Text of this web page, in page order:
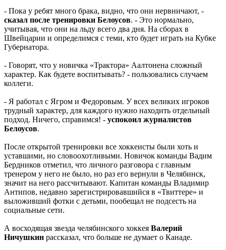
- Пока у ребят много брака, видно, что они нервничают, -
сказал после тренировки Белоусов. - Это нормально,
учитывая, что они на льду всего два дня. На сборах в
Швейцарии и определимся с теми, кто будет играть на Кубке
Губернатора.
- Говорят, что у новичка «Трактора» Аалтонена сложный
характер. Как будете воспитывать? - пользовались случаем
коллеги.
- Я работал с Ягром и Федоровым. У всех великих игроков
трудный характер, для каждого нужно находить отдельный
подход. Ничего, справимся! - успокоил журналистов
Белоусов.
После открытой тренировки все хоккеисты были хоть и
уставшими, но словоохотливыми. Новичок команды Вадим
Бердников отметил, что личного разговора с главным
тренером у него не было, но раз его вернули в Челябинск,
значит на него рассчитывают. Капитан команды Владимир
Антипов, недавно зарегистрировавшийся в «Твиттере» и
выложивший фотки с детьми, пообещал не подсесть на
социальные сети.
А восходящая звезда челябинского хоккея Валерий
Ничушкин рассказал, что больше не думает о Канаде.